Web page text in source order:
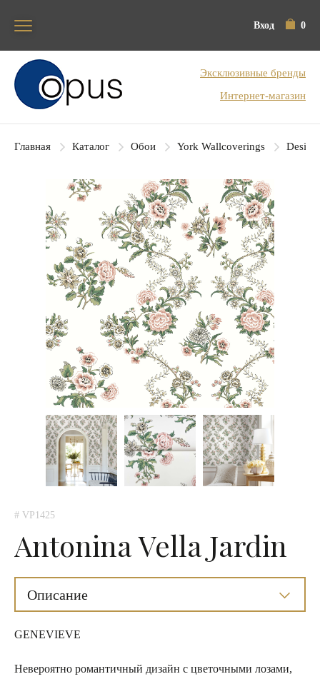
Вход 0
Блок поиска
Эксклюзивные бренды
Интернет-магазин
Главная Каталог Обои York Wallcoverings
# VP1425
Antonina Vella Jardin
Описание
GENEVIEVE
Невероятно романтичный дизайн с цветочными лозами,